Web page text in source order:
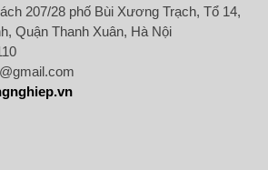
207/28 phố Bùi Xương Trạch, Tổ 14,
Quận Thanh Xuân, Hà Nội